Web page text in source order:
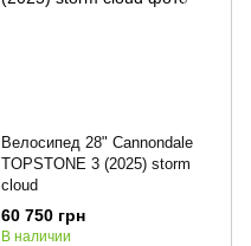
Велосипед 28" Cannondale
TOPSTONE 3 (2025) storm
cloud
60 750 грн
В наличии